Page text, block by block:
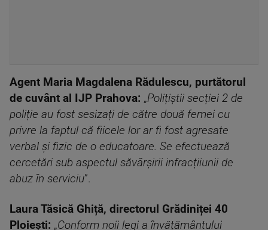
Agent Maria Magdalena Rădulescu, purtătorul
de cuvânt al IJP Prahova: „Polițiștii secției 2 de
poliție au fost sesizați de către două femei cu
privre la faptul că fiicele lor ar fi fost agresate
verbal și fizic de o educatoare. Se efectuează
cercetări sub aspectul săvârșirii infracțiiunii de
abuz în serviciu”.
Laura Tăsică Ghiță, directorul Grădiniței 40
Ploiești: „Conform noii legi a învățământului